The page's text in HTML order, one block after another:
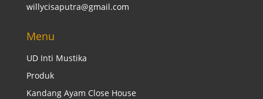
willycisaputra@gmail.com
Menu
UD Inti Mustika
Produk
Kandang Ayam Close House